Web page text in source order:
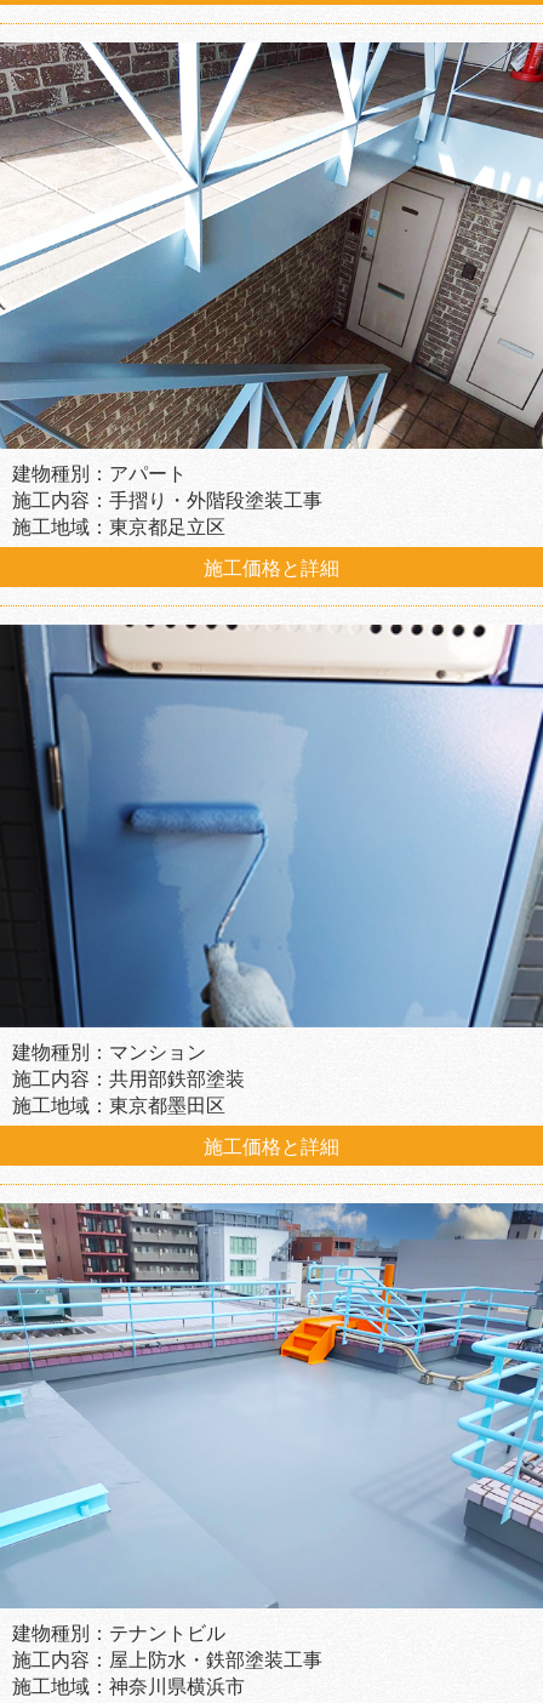
建物種別：アパート
施工内容：手摺り・外階段塗装工事
施工地域：東京都足立区
施工価格と詳細
建物種別：マンション
施工内容：共用部鉄部塗装
施工地域：東京都墨田区
施工価格と詳細
建物種別：テナントビル
施工内容：屋上防水・鉄部塗装工事
施工地域：神奈川県横浜市